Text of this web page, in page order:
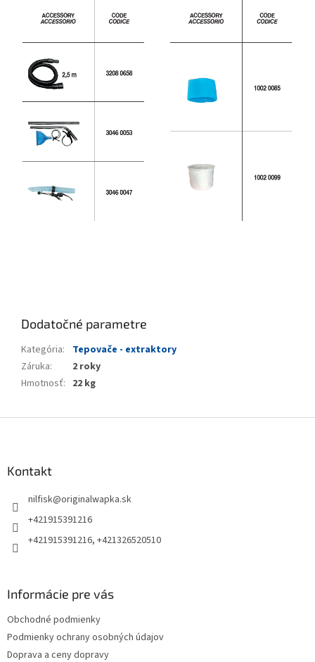
Dodatočné parametre
Kategória:
Tepovače - extraktory
Záruka:
2 roky
Hmotnosť: 22 kg
Kontakt
nilfisk@originalwapka.sk
+421915391216
+421915391216, +421326520510
Informácie pre vás
Obchodné podmienky
Podmienky ochrany osobných údajov
Doprava a ceny dopravy